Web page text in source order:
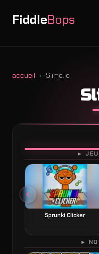
FiddleBops
accueil Slime.io
►
Sprunki Clicker
►